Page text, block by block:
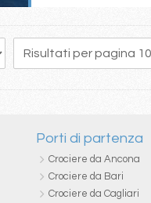
2 3 4 5
Porti di partenza
Crociere da Ancona
Crociere da Bari
Crociere da Cagliari